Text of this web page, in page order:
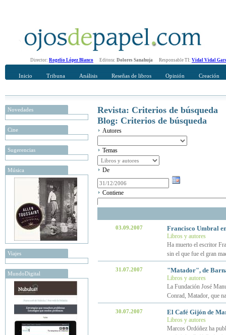
Director: Rogelio López Blanco Editora: Dolores Sanahuja Responsable TI: Vidal Vidal
Inicio Tribuna Análisis Reseñas de libros Opinión Creación
Novedades
Cine
Sugerencias
Música
Viajes
MundoDigital
Revista: Criterios de búsqueda
Blog: Criterios de búsqueda
Autores
Temas
De
Contiene
03.09.2007 Francisco Umbral
Libros y autores
Ha muerto el escritor
sin el que fue el gran
31.07.2007 "Matador", de
Libros y autores
La Fundación José
Conrad, Matador, que
30.07.2007 El Café Gijón de
Libros y autores
Marcos Ordóñez ha